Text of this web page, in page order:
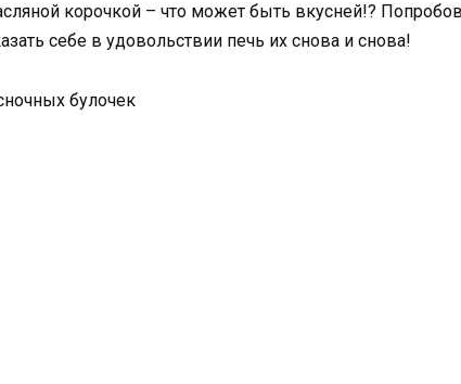
корочкой – что может быть вкусней!?
себе в удовольствии печь их снова и снова!
булочек